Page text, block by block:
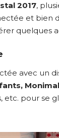
2017,
et bien
quelques
avec un
etc. pour se